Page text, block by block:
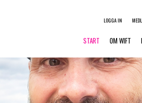
LOGGA IN
START OM WIFT